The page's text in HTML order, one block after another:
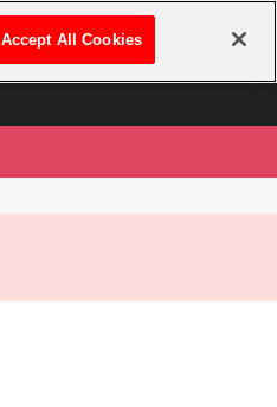
ログイン・新規登録
Accept All Cookies